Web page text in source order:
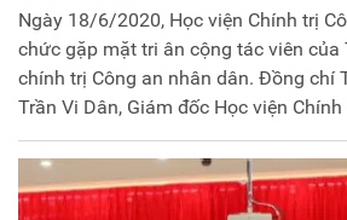
Ngày 18/6/2020, Học viện Chính trị
chức gặp mặt tri ân cộng tác viên của
chính trị Công an nhân dân. Đồng chí
Trần Vi Dân, Giám đốc Học viện
dân chủ trì buổi gặp mặt.